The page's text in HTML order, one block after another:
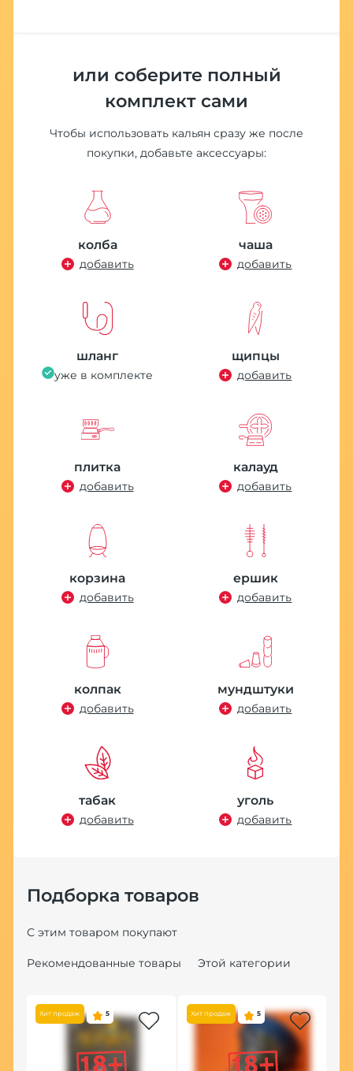
или соберите полный
комплект сами
Чтобы использовать кальян сразу же после
покупки, добавьте аксессуары:
колба
добавить
чаша
добавить
шланг
уже в комплекте
щипцы
добавить
плитка
добавить
калауд
добавить
корзина
добавить
ершик
добавить
колпак
добавить
мундштуки
добавить
табак
добавить
уголь
добавить
Подборка товаров
С этим товаром покупают
Рекомендованные товары Этой категории
Хит продаж 5 Хит продаж 5